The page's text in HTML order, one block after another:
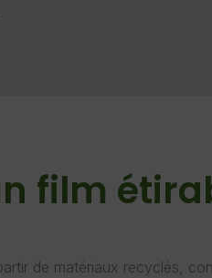
film
de matériaux recyclés,